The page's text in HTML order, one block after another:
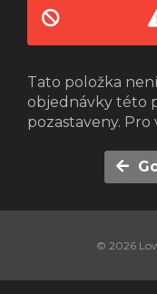
Tato položka
objednávky této
pozastaveny.
Go
© 2026